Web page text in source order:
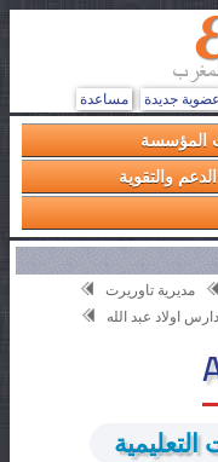
عضوية جديدة مساعدة
المؤسسة
والتقوية
مديرية تاوريرت
اولاد عبد الله